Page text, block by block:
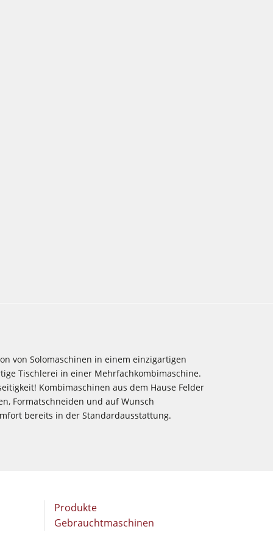
von Solomaschinen in einem einzigartigen
Tischlerei in einer Mehrfachkombimaschine.
Kombimaschinen aus dem Hause Felder
Formatschneiden und auf Wunsch
bereits in der Standardausstattung.
Produkte
Gebraucht­maschinen